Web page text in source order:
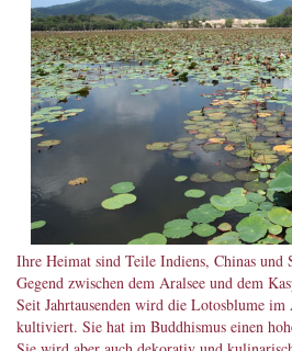
Ihre Heimat sind Teile Indiens, Chinas und
Gegend zwischen dem Aralsee und dem
Seit Jahrtausenden wird die Lotosblume im
kultiviert. Sie hat im Buddhismus einen